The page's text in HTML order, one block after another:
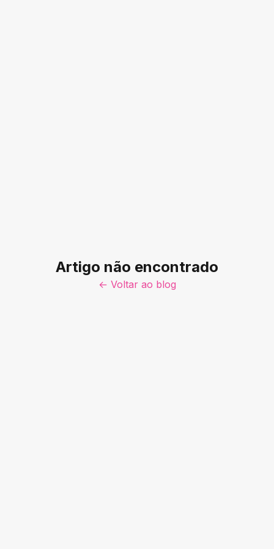
Artigo não encontrado
← Voltar ao blog